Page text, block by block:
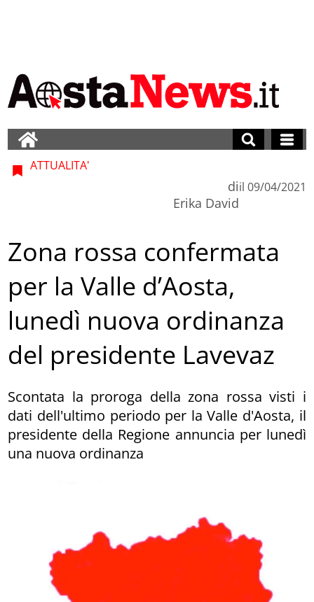
ATTUALITA'
di
Erika David
il 09/04/2021
Zona rossa confermata
per la Valle d’Aosta,
lunedì nuova ordinanza
del presidente Lavevaz
Scontata la proroga della zona rossa visti i
dati dell'ultimo periodo per la Valle d'Aosta, il
presidente della Regione annuncia per lunedì
una nuova ordinanza